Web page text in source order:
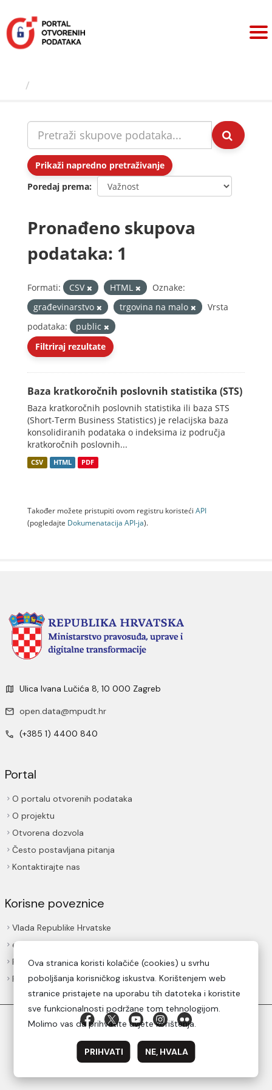
sadržaj
Prikaži napredno pretraživanje
Poredaj prema
Pronađeno skupova
podataka: 1
Formati: CSV HTML
Oznake:
građevinarstvo
trgovina na malo
Vrsta
podataka:
public
Filtriraj rezultate
Baza kratkoročnih poslovnih statistika (STS)
Baza kratkoročnih poslovnih statistika ili baza STS
(Short-Term Business Statistics) je relacijska baza
konsolidiranih podataka o indeksima iz područja
kratkoročnih poslovnih...
CSV HTML PDF
Također možete pristupiti ovom registru koristeći API
(pogledajte Dokumenаtаcijа API-jа).